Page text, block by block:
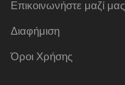
Επικοινωνήστε μαζί μας
Διαφήμιση
Όροι Χρήσης